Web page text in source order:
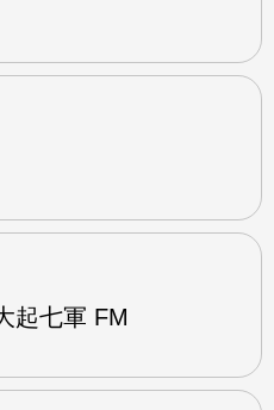
起七軍 FM